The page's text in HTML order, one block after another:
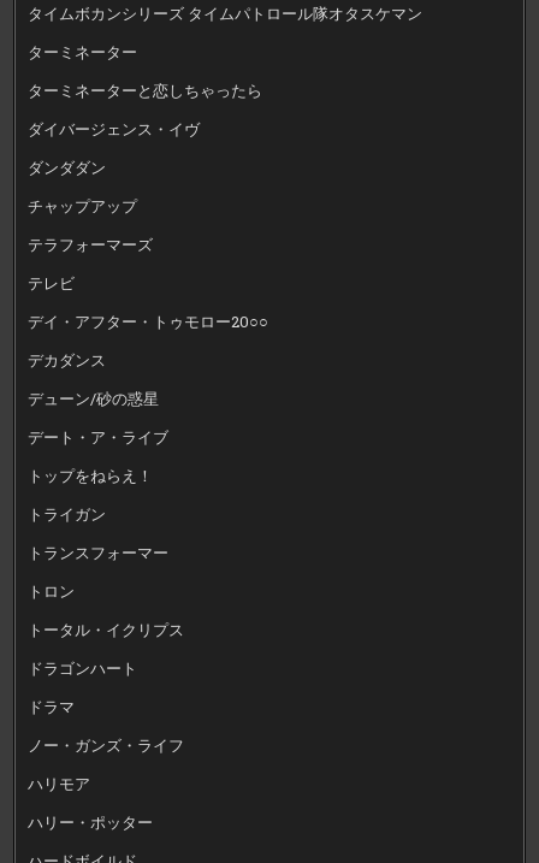
タイムボカンシリーズ タイムパトロール隊オタスケマン
ターミネーター
ターミネーターと恋しちゃったら
ダイバージェンス・イヴ
ダンダダン
チャップアップ
テラフォーマーズ
テレビ
デイ・アフター・トゥモロー20○○
デカダンス
デューン/砂の惑星
デート・ア・ライブ
トップをねらえ！
トライガン
トランスフォーマー
トロン
トータル・イクリプス
ドラゴンハート
ドラマ
ノー・ガンズ・ライフ
ハリモア
ハリー・ポッター